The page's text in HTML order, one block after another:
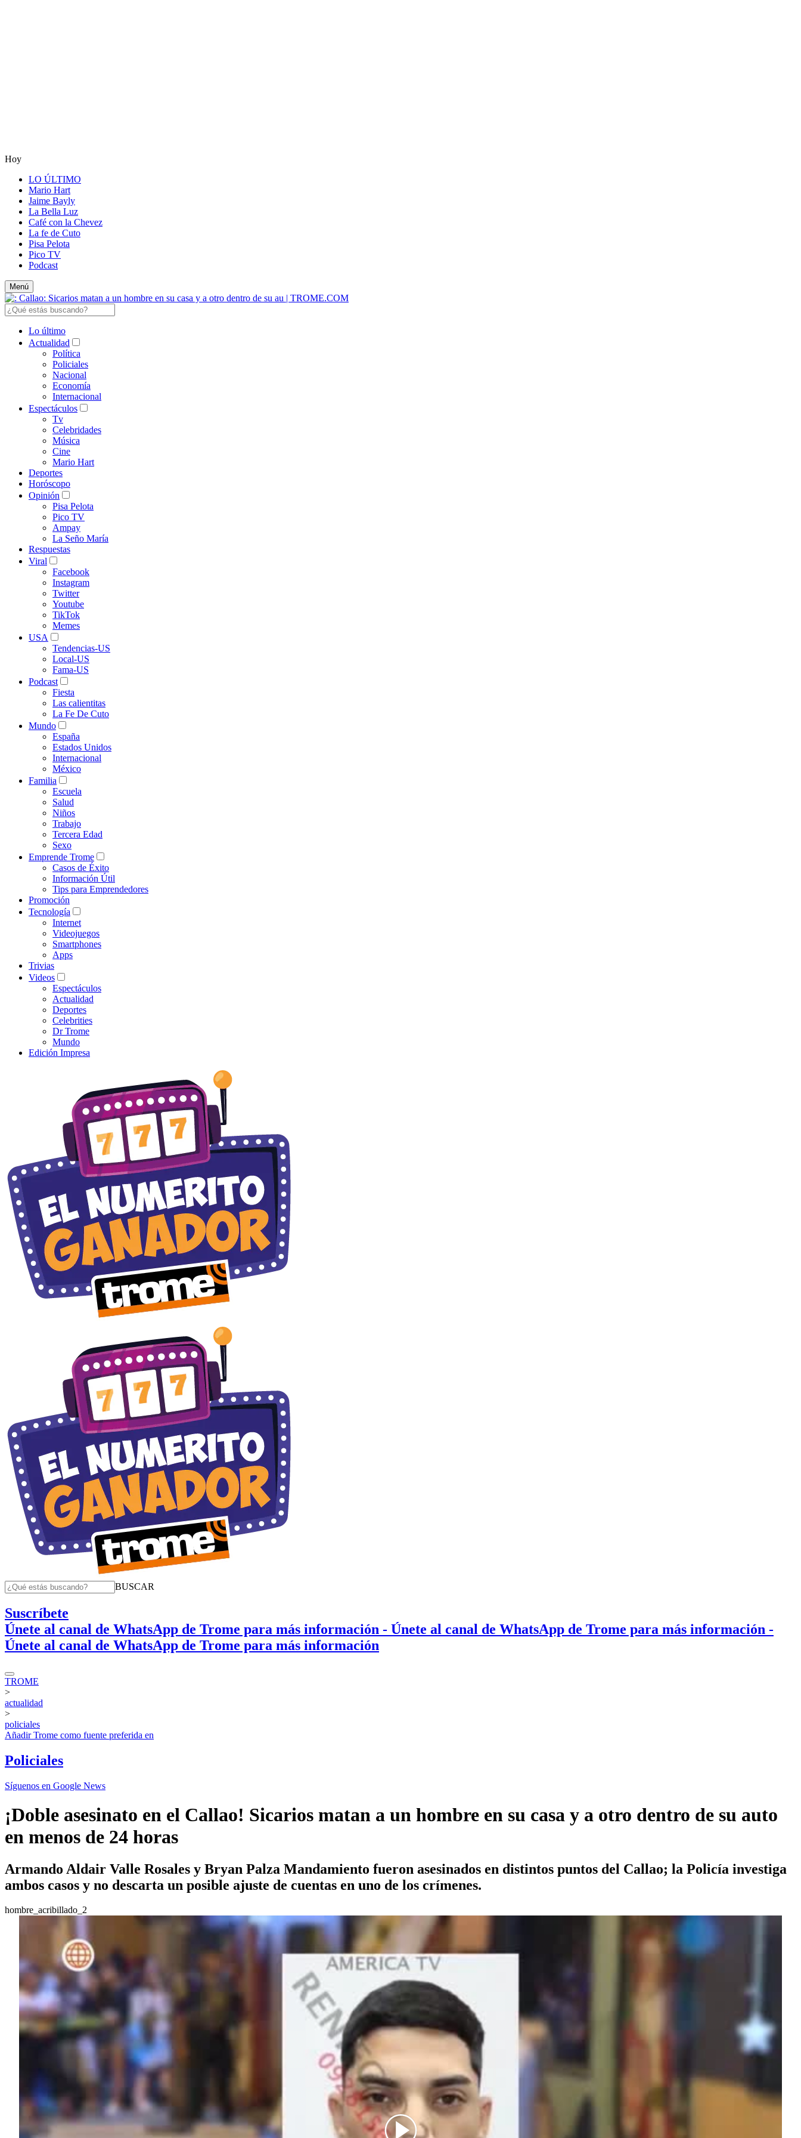
Hoy
LO ÚLTIMO
Mario Hart
Jaime Bayly
La Bella Luz
Café con la Chevez
La fe de Cuto
Pisa Pelota
Pico TV
Podcast
Menú
Lo último
Actualidad
Política
Policiales
Nacional
Economía
Internacional
Espectáculos
Tv
Celebridades
Música
Cine
Mario Hart
Deportes
Horóscopo
Opinión
Pisa Pelota
Pico TV
Ampay
La Seño María
Respuestas
Viral
Facebook
Instagram
Twitter
Youtube
TikTok
Memes
USA
Tendencias-US
Local-US
Fama-US
Podcast
Fiesta
Las calientitas
La Fe De Cuto
Mundo
España
Estados Unidos
Internacional
México
Familia
Escuela
Salud
Niños
Trabajo
Tercera Edad
Sexo
Emprende Trome
Casos de Éxito
Información Útil
Tips para Emprendedores
Promoción
Tecnología
Internet
Videojuegos
Smartphones
Apps
Trivias
Videos
Espectáculos
Actualidad
Deportes
Celebrities
Dr Trome
Mundo
Edición Impresa
BUSCAR
Suscríbete
Únete al canal de WhatsApp de Trome para más información - Únete al canal de WhatsApp de Trome para más información -
Únete al canal de WhatsApp de Trome para más información
TROME
>
actualidad
>
policiales
AñadirTrome como fuente preferida en
Policiales
Síguenos en Google News
¡Doble asesinato en el Callao! Sicarios matan a un hombre en su casa y a otro dentro de su auto
en menos de 24 horas
Armando Aldair Valle Rosales y Bryan Palza Mandamiento fueron asesinados en distintos puntos del Callao; la Policía investiga
ambos casos y no descarta un posible ajuste de cuentas en uno de los crímenes.
hombre_acribillado_2